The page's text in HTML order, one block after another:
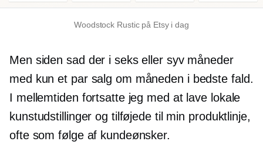
Woodstock Rustic på Etsy i dag
Men siden sad der i seks eller syv måneder
med kun et par salg om måneden i bedste fald.
I mellemtiden fortsatte jeg med at lave lokale
kunstudstillinger og tilføjede til min produktlinje,
ofte som følge af kundeønsker.